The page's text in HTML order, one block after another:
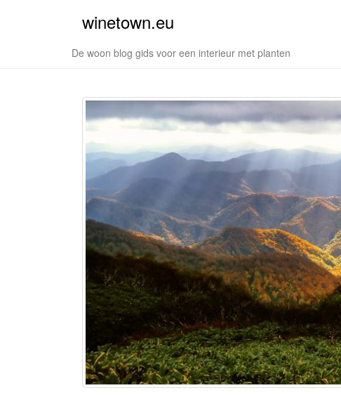
winetown.eu
De woon blog gids voor een interieur met planten